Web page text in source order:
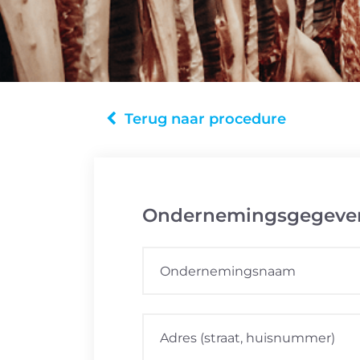
Terug naar procedure